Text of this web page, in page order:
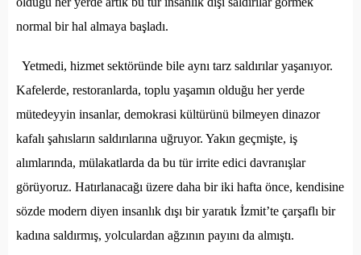
normal bir hal almaya başladı.
Yetmedi, hizmet sektöründe bile aynı tarz saldırılar yaşanıyor.
Kafelerde, restoranlarda, toplu yaşamın olduğu her yerde
mütedeyyin insanlar, demokrasi kültürünü bilmeyen dinazor
kafalı şahısların saldırılarına uğruyor. Yakın geçmişte, iş
alımlarında, mülakatlarda da bu tür irrite edici davranışlar
görüyoruz. Hatırlanacağı üzere daha bir iki hafta önce, kendisine
sözde modern diyen insanlık dışı bir yaratık İzmit’te çarşaflı bir
kadına saldırmış, yolculardan ağzının payını da almıştı.